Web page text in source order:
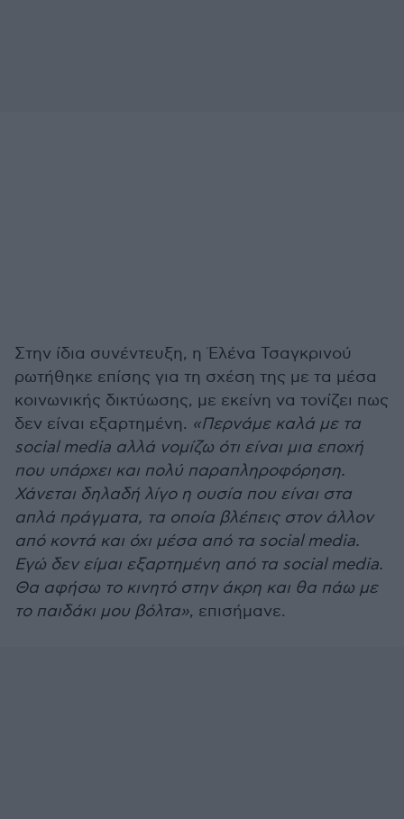
Στην ίδια συνέντευξη, η Έλένα Τσαγκρινού
ρωτήθηκε επίσης για τη σχέση της με τα μέσα
κοινωνικής δικτύωσης, με εκείνη να τονίζει πως
δεν είναι εξαρτημένη. «Περνάμε καλά με τα
social media αλλά νομίζω ότι είναι μια εποχή
που υπάρχει και πολύ παραπληροφόρηση.
Χάνεται δηλαδή λίγο η ουσία που είναι στα
απλά πράγματα, τα οποία βλέπεις στον άλλον
από κοντά και όχι μέσα από τα social media.
Εγώ δεν είμαι εξαρτημένη από τα social media.
Θα αφήσω το κινητό στην άκρη και θα πάω με
το παιδάκι μου βόλτα», επισήμανε.